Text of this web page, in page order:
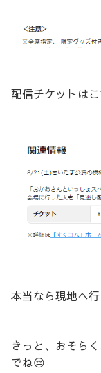
配信チケットは
本当なら現地へ
きっと、おそら
でね😔